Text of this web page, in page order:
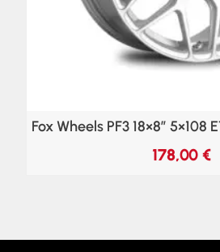
Fox Wheels PF3 18×8″ 5×108
178,00 €